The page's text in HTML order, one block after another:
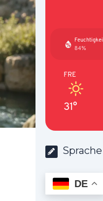
84%
FRE
31°
DE